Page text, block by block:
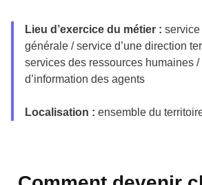
Lieu d’exercice du métier :
générale / service d’une direction
services des ressources humaines /
d’information des agents
Localisation : ensemble du